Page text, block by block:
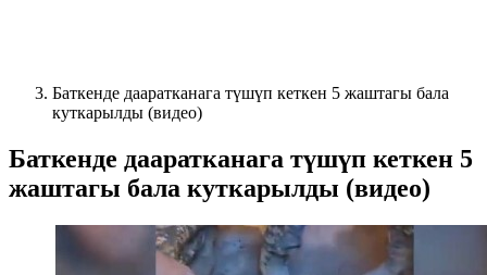
Баткенде дааратканага түшүп кеткен 5 жаштагы бала
куткарылды (видео)
Баткенде дааратканага түшүп кеткен 5
жаштагы бала куткарылды (видео)